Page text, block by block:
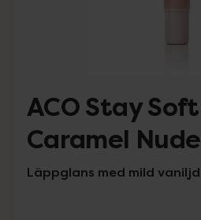
ACO Stay
Caramel Nude
Läppglans med mild